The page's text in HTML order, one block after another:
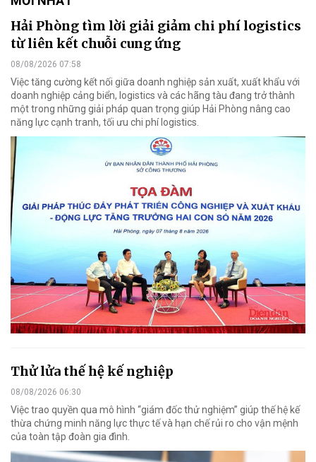
Hải Phòng tìm lời giải giảm chi phí logistics
từ liên kết chuỗi cung ứng
08/08/2026 07:58
Việc tăng cường kết nối giữa doanh nghiệp sản xuất, xuất khẩu với
doanh nghiệp cảng biển, logistics và các hãng tàu đang trở thành
một trong những giải pháp quan trọng giúp Hải Phòng nâng cao
năng lực cạnh tranh, tối ưu chi phí logistics.
Thử lửa thế hệ kế nghiệp
08/08/2026 06:30
Việc trao quyền qua mô hình “giám đốc thử nghiệm” giúp thế hệ kế
thừa chứng minh năng lực thực tế và hạn chế rủi ro cho vận mệnh
của toàn tập đoàn gia đình.